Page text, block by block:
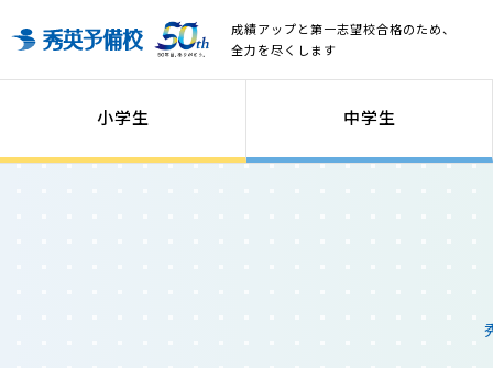
成績アップと第一志望校合格のため、
全力を尽くします
小学生 中学生